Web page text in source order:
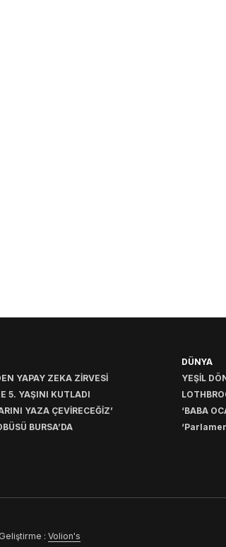
YAPAY ZEKA ZİRVESİ
5. YAŞINI KUTLADI
YAZA ÇEVİRECEĞİZ’
BURSA’DA
DÜNYA
YEŞİL
‘BABA
: Volion's